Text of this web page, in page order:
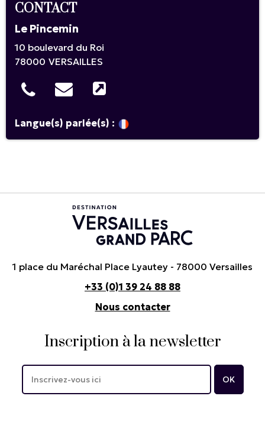
CONTACT
Le Pincemin
10 boulevard du Roi
78000 VERSAILLES
Langue(s) parlée(s) :
1 place du Maréchal Place Lyautey - 78000 Versailles
+33 (0)1 39 24 88 88
Nous contacter
Inscription à la newsletter